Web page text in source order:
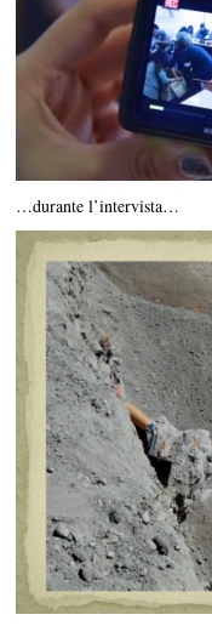
…durante l’intervista…